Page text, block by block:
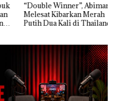
“Double Winner”, Abimanyu
Melesat Kibarkan Merah
Putih Dua Kali di Thailand